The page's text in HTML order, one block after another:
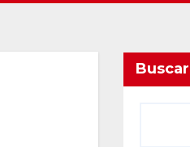
Buscar